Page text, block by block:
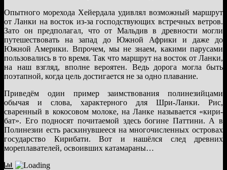
Опытного морехода Хейердала удивлял возможный маршрут
от Ланки на восток из-за господствующих встречных ветров.
Зато он предполагал, что от Мальдив в древности могли
путешествовать на запад до Южной Африки и даже до
Южной Америки. Впрочем, мы не знаем, какими парусами
пользовались в то время. Так что маршрут на восток от Ланки,
на наш взгляд, вполне вероятен. Ведь дорога могла быть
поэтапной, когда цель достигается не за одно плавание.
Приведём один пример заимствования полинезийцами
обычая и слова, характерного для Шри-Ланки. Рис,
сваренный в кокосовом молоке, на Ланке называется «кири-
бат». Его подносят почитаемой здесь богине Паттини. А в
Полинезии есть раскинувшееся на многочисленных островах
государство Кирибати. Вот и нашёлся след древних
мореплавателей, освоивших катамараны…